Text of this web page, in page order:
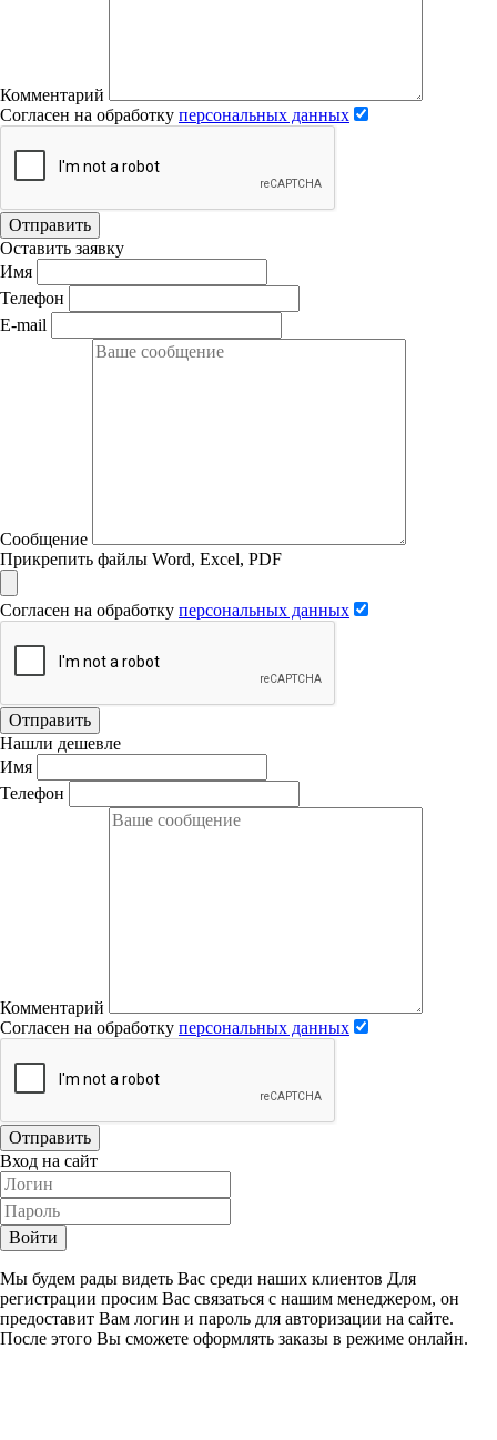
Комментарий
Согласен на обработку персональных данных
Отправить
Оставить заявку
Имя
Телефон
E-mail
Сообщение
Прикрепить файлы Word, Excel, PDF
Согласен на обработку персональных данных
Отправить
Нашли дешевле
Имя
Телефон
Комментарий
Согласен на обработку персональных данных
Отправить
Вход на сайт
Войти
Мы будем рады видеть Вас среди наших клиентов Для
регистрации просим Вас связаться с нашим менеджером, он
предоставит Вам логин и пароль для авторизации на сайте.
После этого Вы сможете оформлять заказы в режиме онлайн.